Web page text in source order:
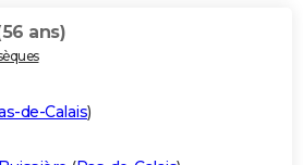
ans)
de-Calais)